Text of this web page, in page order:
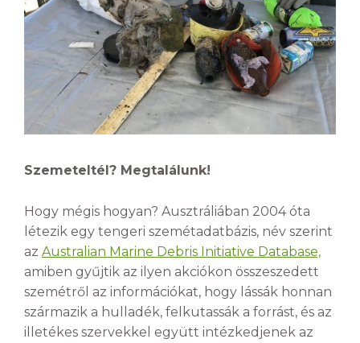
Szemeteltél? Megtalálunk!
Hogy mégis hogyan? Ausztráliában 2004 óta
létezik egy tengeri szemétadatbázis, név szerint
az Australian Marine Debris Initiative Database,
amiben gyűjtik az ilyen akciókon összeszedett
szemétről az információkat, hogy lássák honnan
származik a hulladék, felkutassák a forrást, és az
illetékes szervekkel együtt intézkedjenek az